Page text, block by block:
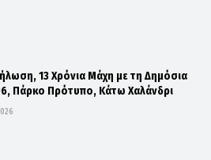
13 Χρόνια Μάχη με τη Δημόσια
Πάρκο Πρότυπο, Κάτω Χαλάνδρι